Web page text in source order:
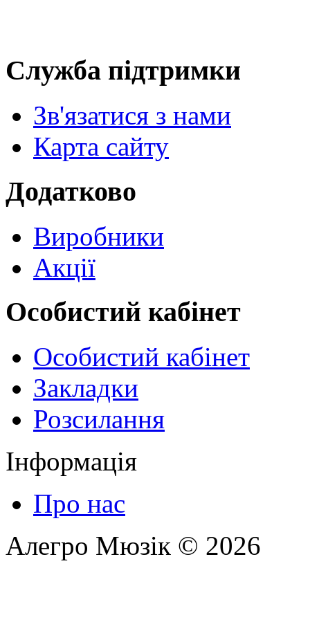
Служба підтримки
Зв'язатися з нами
Карта сайту
Додатково
Виробники
Акції
Особистий кабінет
Особистий кабінет
Закладки
Розсилання
Інформація
Про нас
Алегро Мюзік © 2026